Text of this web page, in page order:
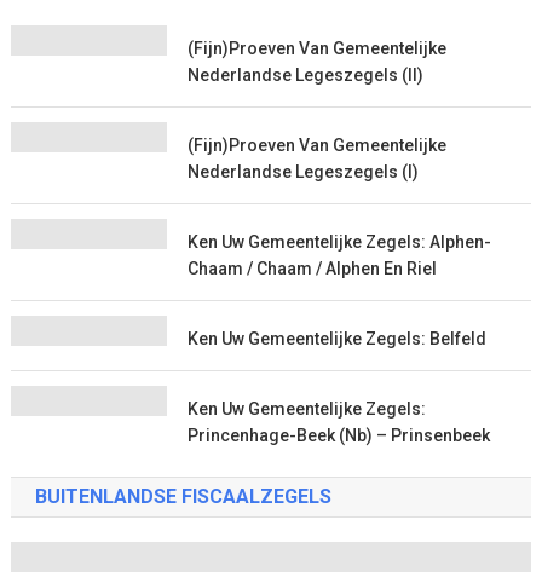
(Fijn)proeven Van Gemeentelijke
Nederlandse Legeszegels (II)
(Fijn)proeven Van Gemeentelijke
Nederlandse Legeszegels (I)
Ken Uw Gemeentelijke Zegels: Alphen-
Chaam / Chaam / Alphen En Riel
Ken Uw Gemeentelijke Zegels: Belfeld
Ken Uw Gemeentelijke Zegels:
Princenhage-Beek (Nb) – Prinsenbeek
BUITENLANDSE FISCAALZEGELS